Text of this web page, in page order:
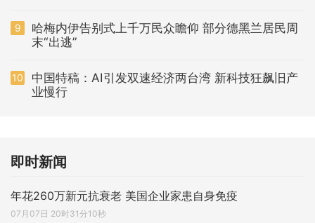
9
哈梅内伊告别式上千万民众瞻仰 部分德黑兰居民周
末“出逃”
10
中国特稿：AI引发双速经济两台湾 新科技狂飙旧产
业慢行
即时新闻
年花260万新元抗衰老 美国企业家患自身免疫
07月07日 20时31分10秒